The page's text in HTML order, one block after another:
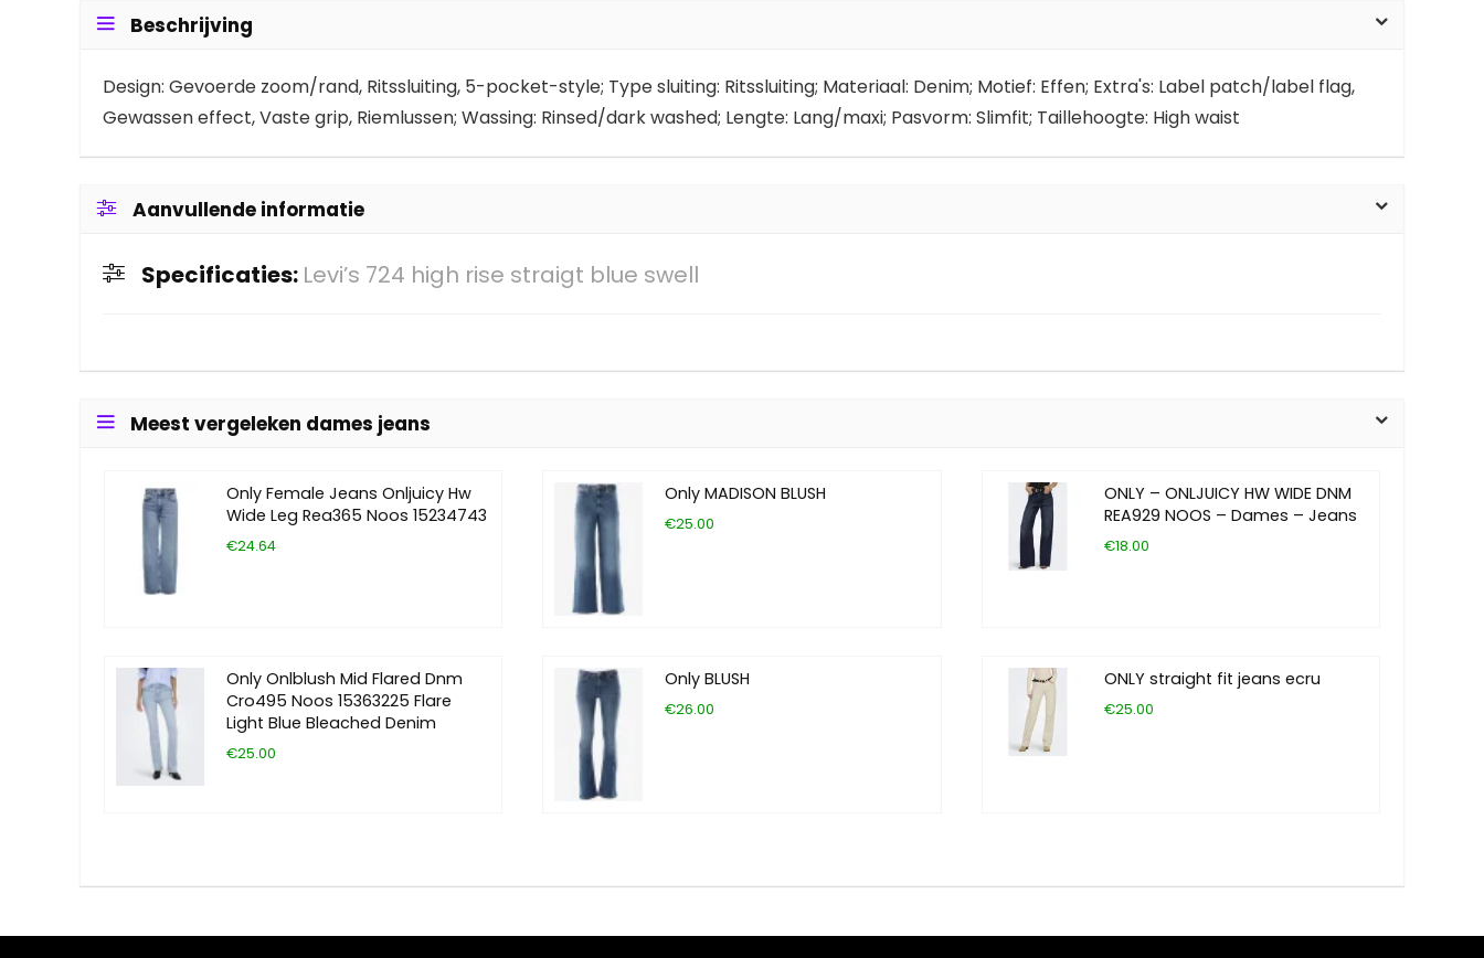
Beschrijving
Design: Gevoerde zoom/rand, Ritssluiting, 5-pocket-style; Type sluiting: Ritssluiting; Materiaal: Denim; Motief: Effen; Extra's: Label patch/label flag,
Gewassen effect, Vaste grip, Riemlussen; Wassing: Rinsed/dark washed; Lengte: Lang/maxi; Pasvorm: Slimfit; Taillehoogte: High waist
Aanvullende informatie
Specificaties: Levi’s 724 high rise straigt blue swell
Meest vergeleken dames jeans
Only Female Jeans Onljuicy Hw
Wide Leg Rea365 Noos 15234743
€24.64
Only MADISON BLUSH
€25.00
ONLY – ONLJUICY HW WIDE DNM
REA929 NOOS – Dames – Jeans
€18.00
Only Onlblush Mid Flared Dnm
Cro495 Noos 15363225 Flare
Light Blue Bleached Denim
€25.00
Only BLUSH
€26.00
ONLY straight fit jeans ecru
€25.00